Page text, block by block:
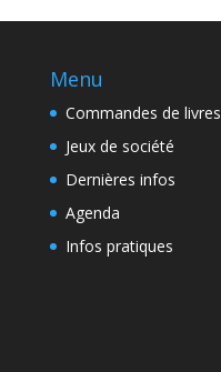
Menu
Commandes de livres
Jeux de société
Dernières infos
Agenda
Infos pratiques